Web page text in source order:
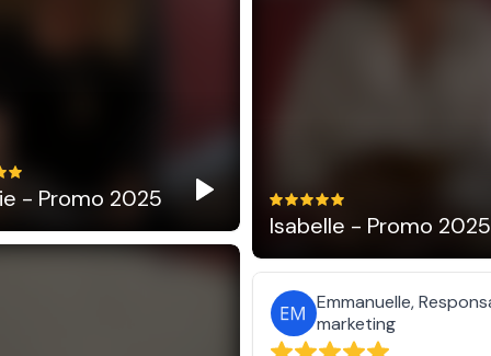
- Promo 2025
Isabelle - Promo 2025
Emmanuelle,
marketing